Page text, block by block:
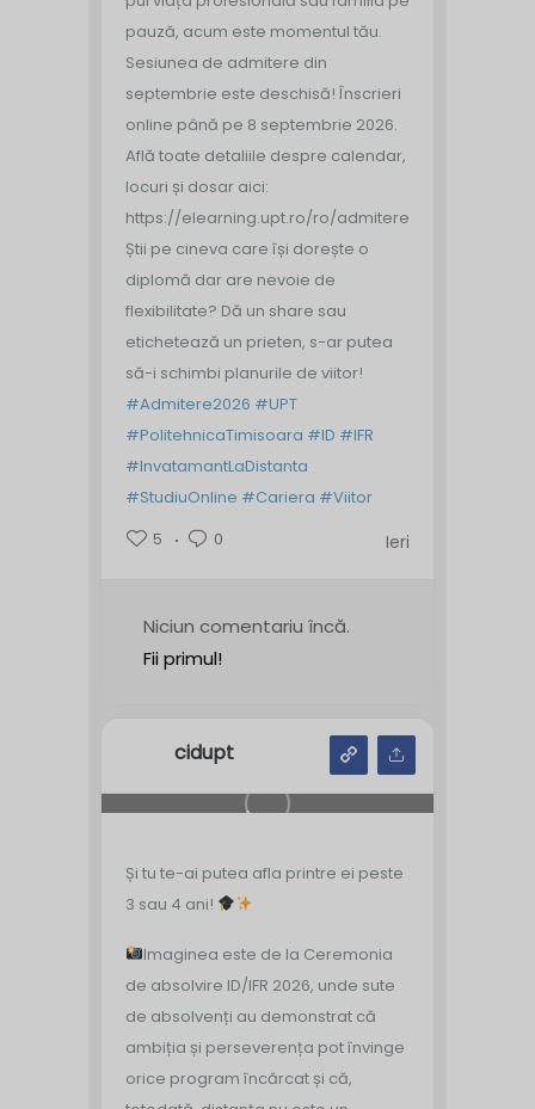
pauză, acum este momentul tău.
Sesiunea de admitere din
septembrie este deschisă! Înscrieri
online până pe 8 septembrie 2026.
Află toate detaliile despre calendar,
locuri și dosar aici:
https://elearning.upt.ro/ro/admitere/
Știi pe cineva care își dorește o
diplomă dar are nevoie de
flexibilitate? Dă un share sau
etichetează un prieten, s-ar putea
să-i schimbi planurile de viitor!
#Admitere2026 #UPT
#PolitehnicaTimisoara #ID #IFR
#InvatamantLaDistanta
#StudiuOnline #Cariera #Viitor
5
0 Ieri
Niciun comentariu încă.
Fii primul!
cidupt
Și tu te-ai putea afla printre ei peste
3 sau 4 ani!
Imaginea este de la Ceremonia
de absolvire ID/IFR 2026, unde sute
de absolvenți au demonstrat că
ambiția și perseverența pot învinge
orice program încărcat și că,